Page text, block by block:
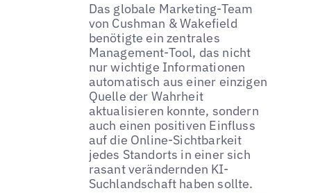
Das globale Marketing-Team
von Cushman & Wakefield
benötigte ein zentrales
Management-Tool, das nicht
nur wichtige Informationen
automatisch aus einer einzigen
Quelle der Wahrheit
aktualisieren konnte, sondern
auch einen positiven Einfluss
auf die Online-Sichtbarkeit
jedes Standorts in einer sich
rasant verändernden KI-
Suchlandschaft haben sollte.